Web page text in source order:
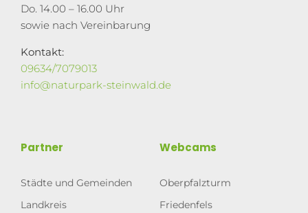
Do. 14.00 – 16.00 Uhr
sowie nach Vereinbarung
Kontakt:
09634/7079013
info@naturpark-steinwald.de
Partner
Städte und Gemeinden
Landkreis
Webcams
Oberpfalzturm
Friedenfels